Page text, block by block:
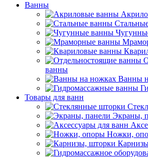
Ванны
ванны
Ванны
Товары для ванн
Экраны,
Ножки,